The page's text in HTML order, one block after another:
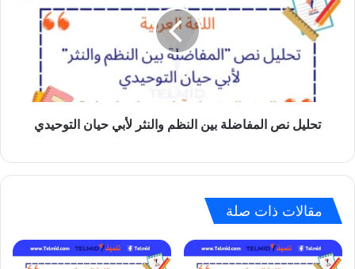
المفاضلة
بين
النظم
التوحيدي
تحليل نص المفاضلة بين النظم والنثر لأبي حيان التوحيدي
مقالات ذات صلة